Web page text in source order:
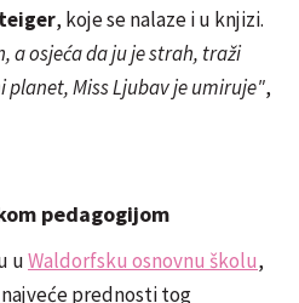
, koje se nalaze i u knjizi.
a osjeća da ju je strah, traži
planet, Miss Ljubav je umiruje",
pedagogijom
uWaldorfsku osnovnu školu,
prednosti tog